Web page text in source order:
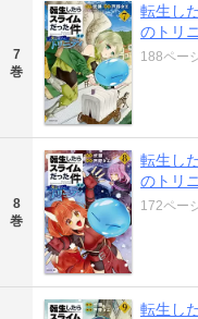
7
巻
転生し
のトリ
188ペー
8
巻
転生し
のトリ
172ペー
転生し